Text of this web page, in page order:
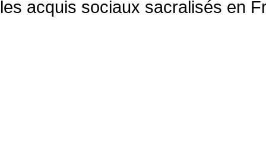
les acquis sociaux sacralisés en